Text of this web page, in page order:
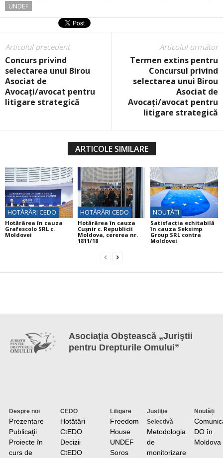
UNDEF
Articolul precedent
Concurs privind
selectarea unui Birou
Asociat de
Avocați/avocat pentru
litigare strategică
Articolul următor
Termen extins pentru
Concursul privind
selectarea unui Birou
Asociat de
Avocați/avocat pentru
litigare strategică
ARTICOLE SIMILARE
HOTĂRÂRI CEDO
Hotărârea în cauza
Grafescolo SRL c.
Moldovei
HOTĂRÂRI CEDO
Hotărârea în cauza
Cuşnir c. Republicii
Moldova, cererea nr.
1811/18
NOUTĂȚI
Satisfacția echitabilă
în cauza Seksimp
Group SRL contra
Moldovei
Asociaţia Obştească „Juriştii
pentru Drepturile Omului”
Despre noi
Prezentare
Publicaţii
Proiecte în
curs de
CEDO
Hotătâri
CtEDO
Decizii
CtEDO
Litigare
Freedom
House
UNDEF
Soros
Justiţie
Selectivă
Metodologia
de
monitorizare
Noutăți
DO în
Moldova